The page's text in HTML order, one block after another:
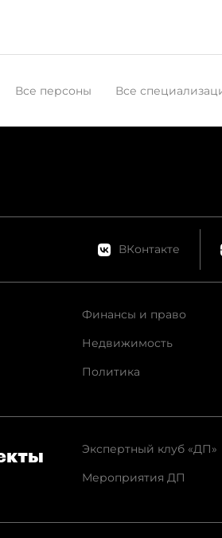
Все персоны Все
ВКонтакте
Финансы и право
Недвижимость
Политика
Экспертный клуб «ДП»
Мероприятия ДП